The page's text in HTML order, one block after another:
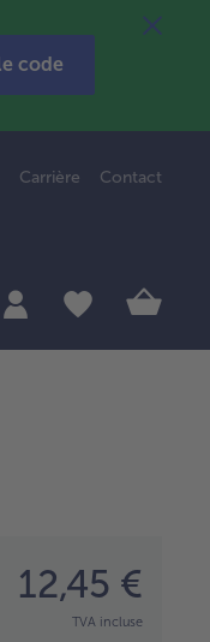
code
Carrière Contact
12,45 €
TVA incluse